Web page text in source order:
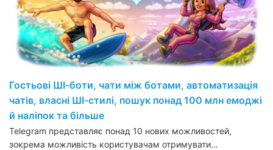
Гостьові ШІ-боти, чати між ботами, автоматизація
чатів, власні ШІ-стилі, пошук понад 100 млн емоджі
й наліпок та більше
Telegram представляє понад 10 нових можливостей,
зокрема можливість користувачам отримувати…